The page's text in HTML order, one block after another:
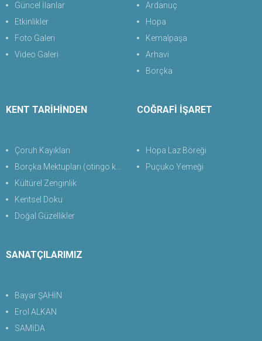
Güncel İlanlar
Etkinlikler
Foto Galeri
Video Galeri
Ardanuç
Hopa
Kemalpaşa
Arhavi
Borçka
KENT TARİHİNDEN
Çoruh Kayıkları
Borçka Mektupları (otingo kaplıcası)
Kültürel Zenginlik
Kentsel Doku
Doğal Güzellikler
COĞRAFİ İŞARET
Hopa Laz Böreği
Puçuko Yemeği
SANATÇILARIMIZ
Bayar ŞAHİN
Erol ALKAN
SAMİDA